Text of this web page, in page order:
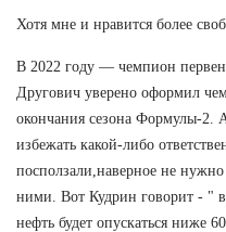
Хотя мне и нравится более
В 2022 году — чемпион
Другович уверено оформил
окончания сезона Формулы-2.
избежать какой-либо
посползали,наверное не
ними. Вот Кудрин говорит - "
нефть будет опускаться ниже